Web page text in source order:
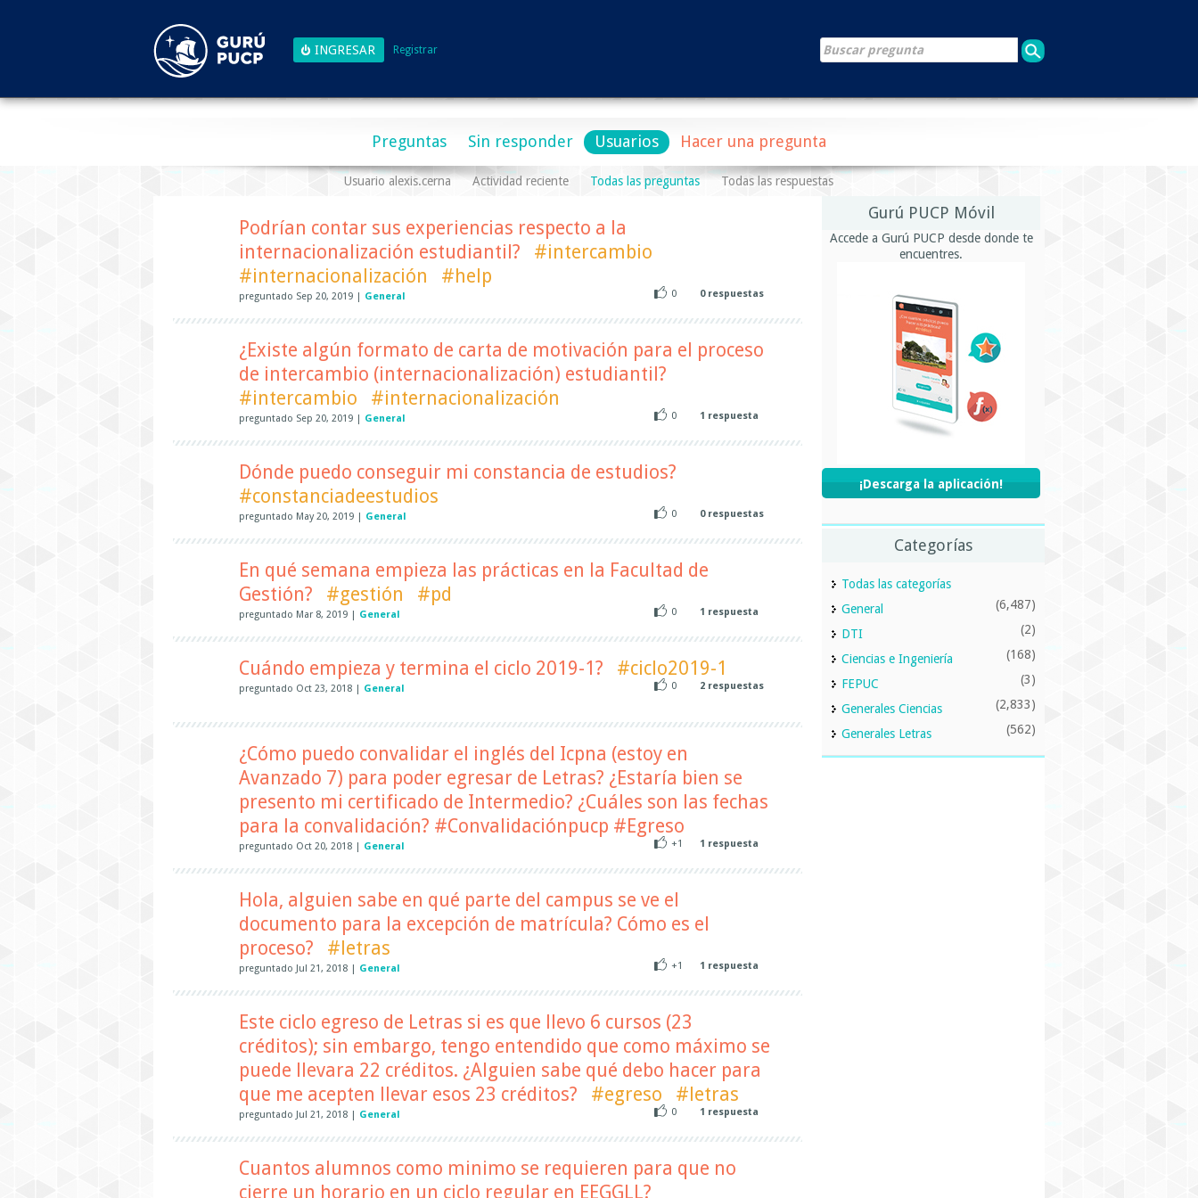
Registrar
Preguntas Sin responder Usuarios Hacer una pregunta
Usuario alexis.cerna Actividad reciente Todas las preguntas Todas las respuestas
Podrían contar sus experiencias respecto a la
internacionalización estudiantil?
#intercambio
#internacionalización
#help
preguntado Sep 20, 2019 General 0 0respuestas
¿Existe algún formato de carta de motivación para el proceso
de intercambio (internacionalización) estudiantil?
#intercambio
#internacionalización
preguntado Sep 20, 2019 General 0 1 respuesta
Dónde puedo conseguir mi constancia de estudios?
#constanciadeestudios
preguntado May 20, 2019 General 0 0respuestas
En qué semana empieza las prácticas en la Facultad de
Gestión?
#gestión #pd
preguntado Mar 8, 2019 General 0 1 respuesta
Cuándo empieza y termina el ciclo 2019-1? #ciclo2019-1
preguntado Oct 23, 2018 General 0 2 respuestas
¿Cómo puedo convalidar el inglés del Icpna (estoy en
Avanzado 7) para poder egresar de Letras? ¿Estaría bien se
presento mi certificado de Intermedio? ¿Cuáles son las fechas
para la convalidación? #Convalidaciónpucp #Egreso
preguntado Oct 20, 2018 General +1 1 respuesta
Hola, alguien sabe en qué parte del campus se ve el
documento para la excepción de matrícula? Cómo es el
proceso?
#letras
preguntado Jul 21, 2018 General +1 1 respuesta
Este ciclo egreso de Letras si es que llevo 6 cursos (23
créditos); sin embargo, tengo entendido que como máximo se
puede llevara 22 créditos. ¿Alguien sabe qué debo hacer para
que me acepten llevar esos 23 créditos?
#egreso #letras
preguntado Jul 21, 2018 General 0 1 respuesta
Cuantos alumnos como minimo se requieren para que no
cierre un horario en un ciclo regular en EEGGLL?
Gurú PUCP Móvil
Accede a Gurú PUCP desde donde te
encuentres.
¡Descarga la aplicación!
Categorías
Todas las categorías
General
(6,487)
DTI (2)
Ciencias e Ingeniería (168)
FEPUC (3)
Generales Ciencias (2,833)
Generales Letras (562)